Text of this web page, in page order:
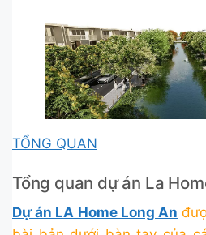
TỔNG QUAN
Tổng quan dự án La
Dự án LA Home Long An